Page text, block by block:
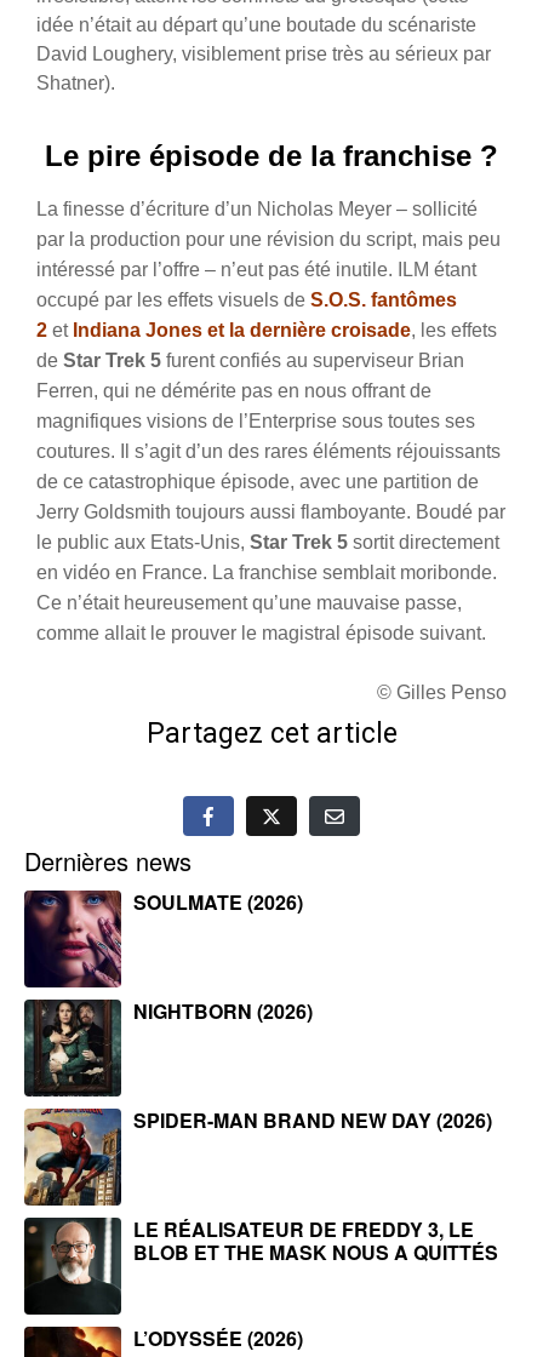
idée n’était au départ qu’une boutade du scénariste
David Loughery, visiblement prise très au sérieux par
Shatner).
Le pire épisode de la franchise ?
La finesse d’écriture d’un Nicholas Meyer – sollicité
par la production pour une révision du script, mais peu
intéressé par l’offre – n’eut pas été inutile. ILM étant
occupé par les effets visuels de S.O.S. fantômes
2 et Indiana Jones et la dernière croisade, les effets
de Star Trek 5 furent confiés au superviseur Brian
Ferren, qui ne démérite pas en nous offrant de
magnifiques visions de l’Enterprise sous toutes ses
coutures. Il s’agit d’un des rares éléments réjouissants
de ce catastrophique épisode, avec une partition de
Jerry Goldsmith toujours aussi flamboyante. Boudé par
le public aux Etats-Unis, Star Trek 5 sortit directement
en vidéo en France. La franchise semblait moribonde.
Ce n’était heureusement qu’une mauvaise passe,
comme allait le prouver le magistral épisode suivant.
© Gilles Penso
Partagez cet article
Dernières news
SOULMATE (2026)
NIGHTBORN (2026)
SPIDER-MAN BRAND NEW DAY (2026)
LE RÉALISATEUR DE FREDDY 3, LE
BLOB ET THE MASK NOUS A QUITTÉS
L’ODYSSÉE (2026)